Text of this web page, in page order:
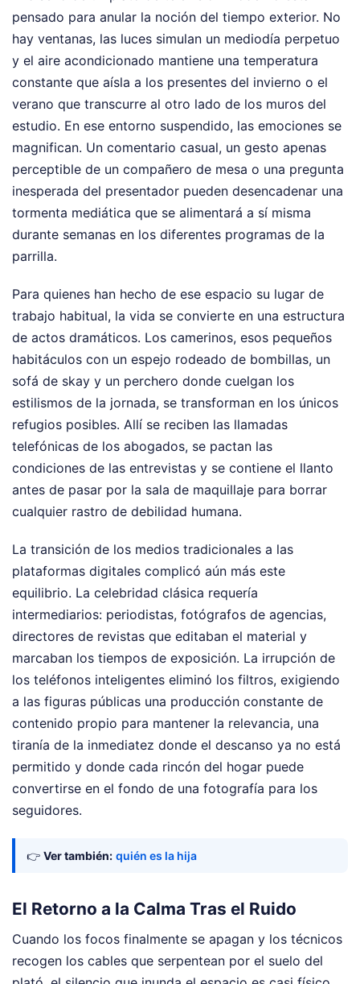
pensado para anular la noción del tiempo exterior. No
hay ventanas, las luces simulan un mediodía perpetuo
y el aire acondicionado mantiene una temperatura
constante que aísla a los presentes del invierno o el
verano que transcurre al otro lado de los muros del
estudio. En ese entorno suspendido, las emociones se
magnifican. Un comentario casual, un gesto apenas
perceptible de un compañero de mesa o una pregunta
inesperada del presentador pueden desencadenar una
tormenta mediática que se alimentará a sí misma
durante semanas en los diferentes programas de la
parrilla.
Para quienes han hecho de ese espacio su lugar de
trabajo habitual, la vida se convierte en una estructura
de actos dramáticos. Los camerinos, esos pequeños
habitáculos con un espejo rodeado de bombillas, un
sofá de skay y un perchero donde cuelgan los
estilismos de la jornada, se transforman en los únicos
refugios posibles. Allí se reciben las llamadas
telefónicas de los abogados, se pactan las
condiciones de las entrevistas y se contiene el llanto
antes de pasar por la sala de maquillaje para borrar
cualquier rastro de debilidad humana.
La transición de los medios tradicionales a las
plataformas digitales complicó aún más este
equilibrio. La celebridad clásica requería
intermediarios: periodistas, fotógrafos de agencias,
directores de revistas que editaban el material y
marcaban los tiempos de exposición. La irrupción de
los teléfonos inteligentes eliminó los filtros, exigiendo
a las figuras públicas una producción constante de
contenido propio para mantener la relevancia, una
tiranía de la inmediatez donde el descanso ya no está
permitido y donde cada rincón del hogar puede
convertirse en el fondo de una fotografía para los
seguidores.
👉 Ver también: quién es la hija
El Retorno a la Calma Tras el Ruido
Cuando los focos finalmente se apagan y los técnicos
recogen los cables que serpentean por el suelo del